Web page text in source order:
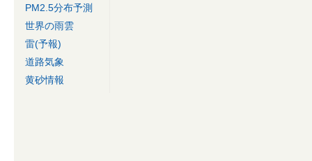
PM2.5分布予測
世界の雨雲
雷(予報)
道路気象
黄砂情報